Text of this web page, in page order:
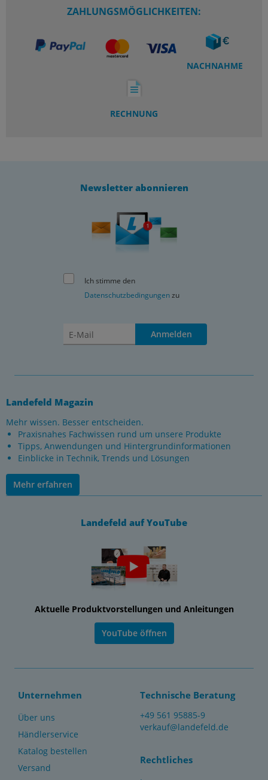
ZAHLUNGSMÖGLICHKEITEN:
NACHNAHME
RECHNUNG
Newsletter abonnieren
Ich stimme den
Datenschutzbedingungenzu
Anmelden
Landefeld Magazin
Mehr wissen. Besser entscheiden.
Praxisnahes Fachwissen rund um unsere Produkte
Tipps, Anwendungen und Hintergrundinformationen
Einblicke in Technik, Trends und Lösungen
Mehr erfahren
Landefeld auf YouTube
Aktuelle Produktvorstellungen und Anleitungen
YouTube öffnen
Unternehmen
Über uns
Händlerservice
Katalog bestellen
Versand
Technische Beratung
+49 561 95885-9
verkauf@landefeld.de
Rechtliches